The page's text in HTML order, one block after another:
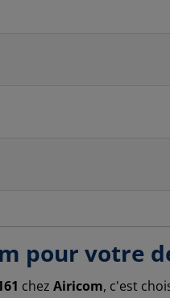
pour votre
chez Airicom, c'est